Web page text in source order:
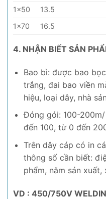
1×50
13.5
1×70
16.5
4. NHẬN BIẾT SẢN
Bao bì: được bao
trắng, đai bao viền
hiệu, loại dây, nhà
Đóng gói: 100-
đến 100, từ 0 đến
Trên dây cáp có in
thông số cần biết:
phẩm, năm sản xuất,
VD : 450/750V